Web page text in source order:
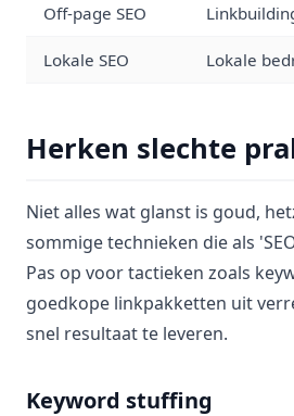
Off-page SEO
Lokale SEO Lokale
Herken slechte
Niet alles wat glanst is goud,
sommige technieken die als
Pas op voor tactieken zoals
goedkope linkpakketten uit
snel resultaat te leveren.
Keyword stuffing